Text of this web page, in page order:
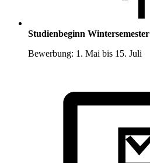
Studienbeginn Wintersemester
Bewerbung: 1. Mai bis 15. Juli